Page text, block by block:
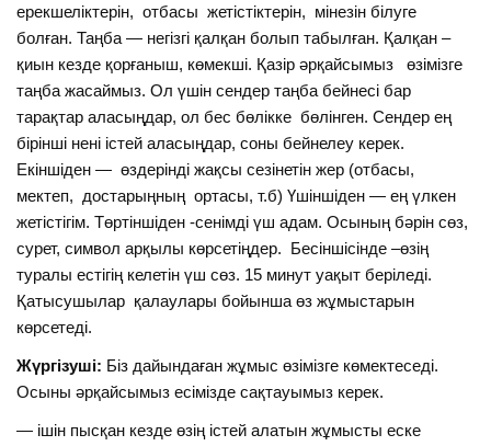
ерекшеліктерін, отбасы жетістіктерін, мінезін білуге
болған. Таңба — негізгі қалқан болып табылған. Қалқан –
қиын кезде қорғаныш, көмекші. Қазір әрқайсымыз өзімізге
таңба жасаймыз. Ол үшін сендер таңба бейнесі бар
тарақтар аласыңдар, ол бес бөлікке бөлінген. Сендер ең
бірінші нені істей аласыңдар, соны бейнелеу керек.
Екіншіден — өздерінді жақсы сезінетін жер (отбасы,
мектеп, достарыңның ортасы, т.б) Үшіншіден — ең үлкен
жетістігім. Төртіншіден -сенімді үш адам. Осының бәрін сөз,
сурет, символ арқылы көрсетіңдер. Бесіншісінде –өзің
туралы естігің келетін үш сөз. 15 минут уақыт беріледі.
Қатысушылар қалаулары бойынша өз жұмыстарын
көрсетеді.
Жүргізуші: Біз дайындаған жұмыс өзімізге көмектеседі.
Осыны әрқайсымыз есімізде сақтауымыз керек.
— ішін пысқан кезде өзің істей алатын жұмысты еске